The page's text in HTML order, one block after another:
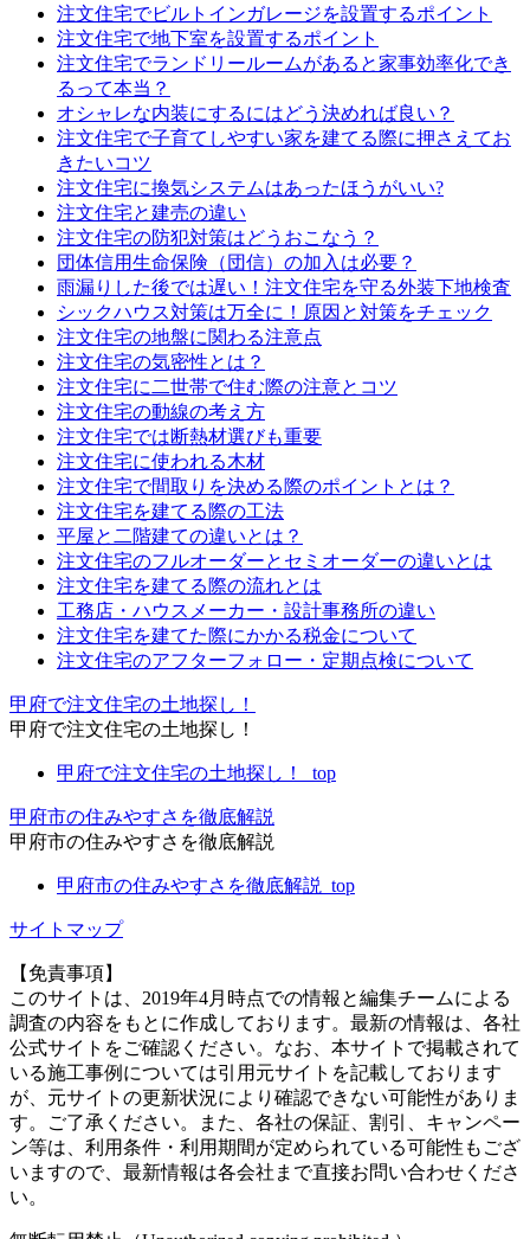
注文住宅でビルトインガレージを設置するポイント
注文住宅で地下室を設置するポイント
注文住宅でランドリールームがあると家事効率化でき
るって本当？
オシャレな内装にするにはどう決めれば良い？
注文住宅で子育てしやすい家を建てる際に押さえてお
きたいコツ
注文住宅に換気システムはあったほうがいい?
注文住宅と建売の違い
注文住宅の防犯対策はどうおこなう？
団体信用生命保険（団信）の加入は必要？
雨漏りした後では遅い！注文住宅を守る外装下地検査
シックハウス対策は万全に！原因と対策をチェック
注文住宅の地盤に関わる注意点
注文住宅の気密性とは？
注文住宅に二世帯で住む際の注意とコツ
注文住宅の動線の考え方
注文住宅では断熱材選びも重要
注文住宅に使われる木材
注文住宅で間取りを決める際のポイントとは？
注文住宅を建てる際の工法
平屋と二階建ての違いとは？
注文住宅のフルオーダーとセミオーダーの違いとは
注文住宅を建てる際の流れとは
工務店・ハウスメーカー・設計事務所の違い
注文住宅を建てた際にかかる税金について
注文住宅のアフターフォロー・定期点検について
甲府で注文住宅の土地探し！
甲府で注文住宅の土地探し！
甲府で注文住宅の土地探し！_top
甲府市の住みやすさを徹底解説
甲府市の住みやすさを徹底解説
甲府市の住みやすさを徹底解説_top
サイトマップ
【免責事項】
このサイトは、2019年4月時点での情報と編集チームによる
調査の内容をもとに作成しております。最新の情報は、各社
公式サイトをご確認ください。なお、本サイトで掲載されて
いる施工事例については引用元サイトを記載しております
が、元サイトの更新状況により確認できない可能性がありま
す。ご了承ください。また、各社の保証、割引、キャンペー
ン等は、利用条件・利用期間が定められている可能性もござ
いますので、最新情報は各会社まで直接お問い合わせくださ
い。